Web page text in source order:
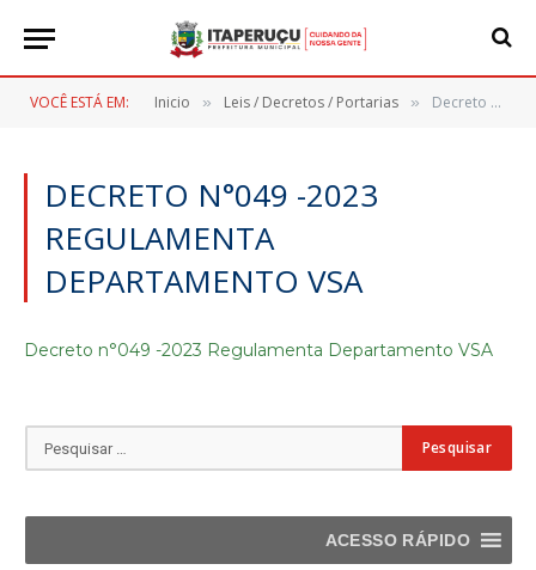
VOCÊ ESTÁ EM: Inicio » Leis / Decretos / Portarias » Decreto n°049 -2023 Regulamenta Departamento VSA
DECRETO N°049 -2023
REGULAMENTA
DEPARTAMENTO VSA
Decreto n°049 -2023 Regulamenta Departamento VSA
ACESSO RÁPIDO